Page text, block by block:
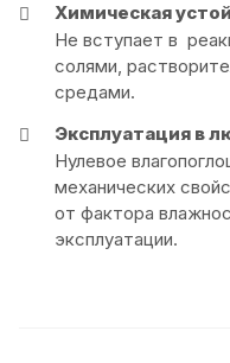
Химическая
Не вступает в
солями,
средами.
Эксплуатация в
Нулевое
механических
от фактора
эксплуатации.